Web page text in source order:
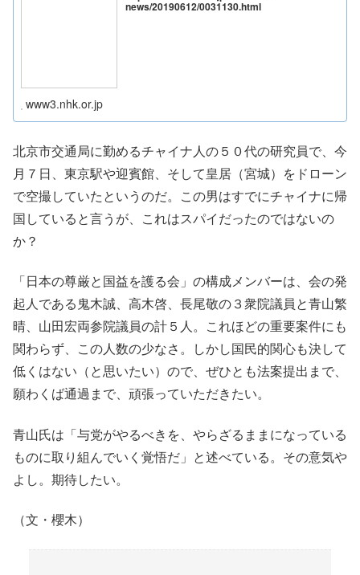
news/20190612/0031130.html
www3.nhk.or.jp
北京市交通局に勤めるチャイナ人の５０代の研究員で、今
月７日、東京駅や迎賓館、そして皇居（宮城）をドローン
で空撮していたというのだ。この男はすでにチャイナに帰
国していると言うが、これはスパイだったのではないの
か？
「日本の尊厳と国益を護る会」の構成メンバーは、会の発
起人である鬼木誠、高木啓、長尾敬の３衆院議員と青山繁
晴、山田宏両参院議員の計５人。これほどの重要案件にも
関わらず、この人数の少なさ。しかし国民的関心も決して
低くはない（と思いたい）ので、ぜひとも法案提出まで、
願わくば通過まで、頑張っていただきたい。
青山氏は「与党がやるべきを、やらざるままになっている
ものに取り組んでいく覚悟だ」と述べている。その意気や
よし。期待したい。
（文・櫻木）